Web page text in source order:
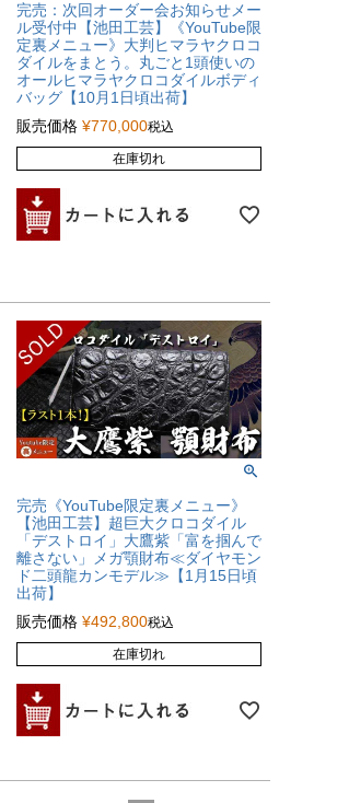
完売：次回オーダー会お知らせメー
ル受付中【池田工芸】《YouTube限
定裏メニュー》大判ヒマラヤクロコ
ダイルをまとう。丸ごと1頭使いの
オールヒマラヤクロコダイルボディ
バッグ【10月1日頃出荷】
販売価格 ¥770,000税込
在庫切れ
完売《YouTube限定裏メニュー》
【池田工芸】超巨大クロコダイル
「デストロイ」大鷹紫「富を掴んで
離さない」メガ顎財布≪ダイヤモン
ド二頭龍カンモデル≫【1月15日頃
出荷】
販売価格 ¥492,800税込
在庫切れ